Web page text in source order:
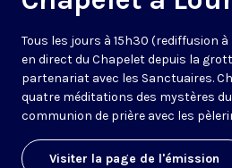
Tous les jours à 15h30 (rediffusion
en direct du Chapelet depuis la
partenariat avec les Sanctuaires.
quatre méditations des mystères
communion de prière avec les
Visiter la page de l'émission